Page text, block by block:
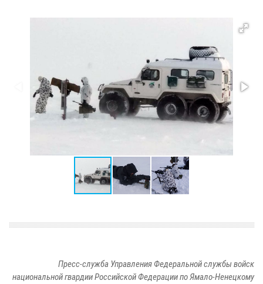
Пресс-служба Управления Федеральной службы войск
национальной гвардии Российской Федерации по Ямало-Ненецкому